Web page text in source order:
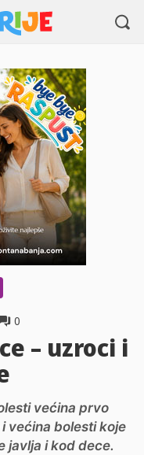
0
– uzroci i
većina prvo
većina bolesti koje
javlja i kod dece.